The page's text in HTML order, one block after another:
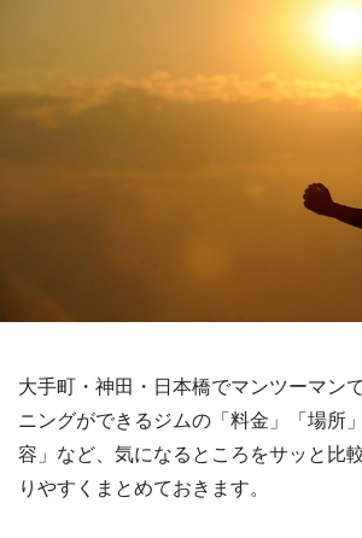
大手町・神田・日本橋でマンツーマン
ニングができるジムの「料金」「場所
容」など、気になるところをサッと比
りやすくまとめておきます。